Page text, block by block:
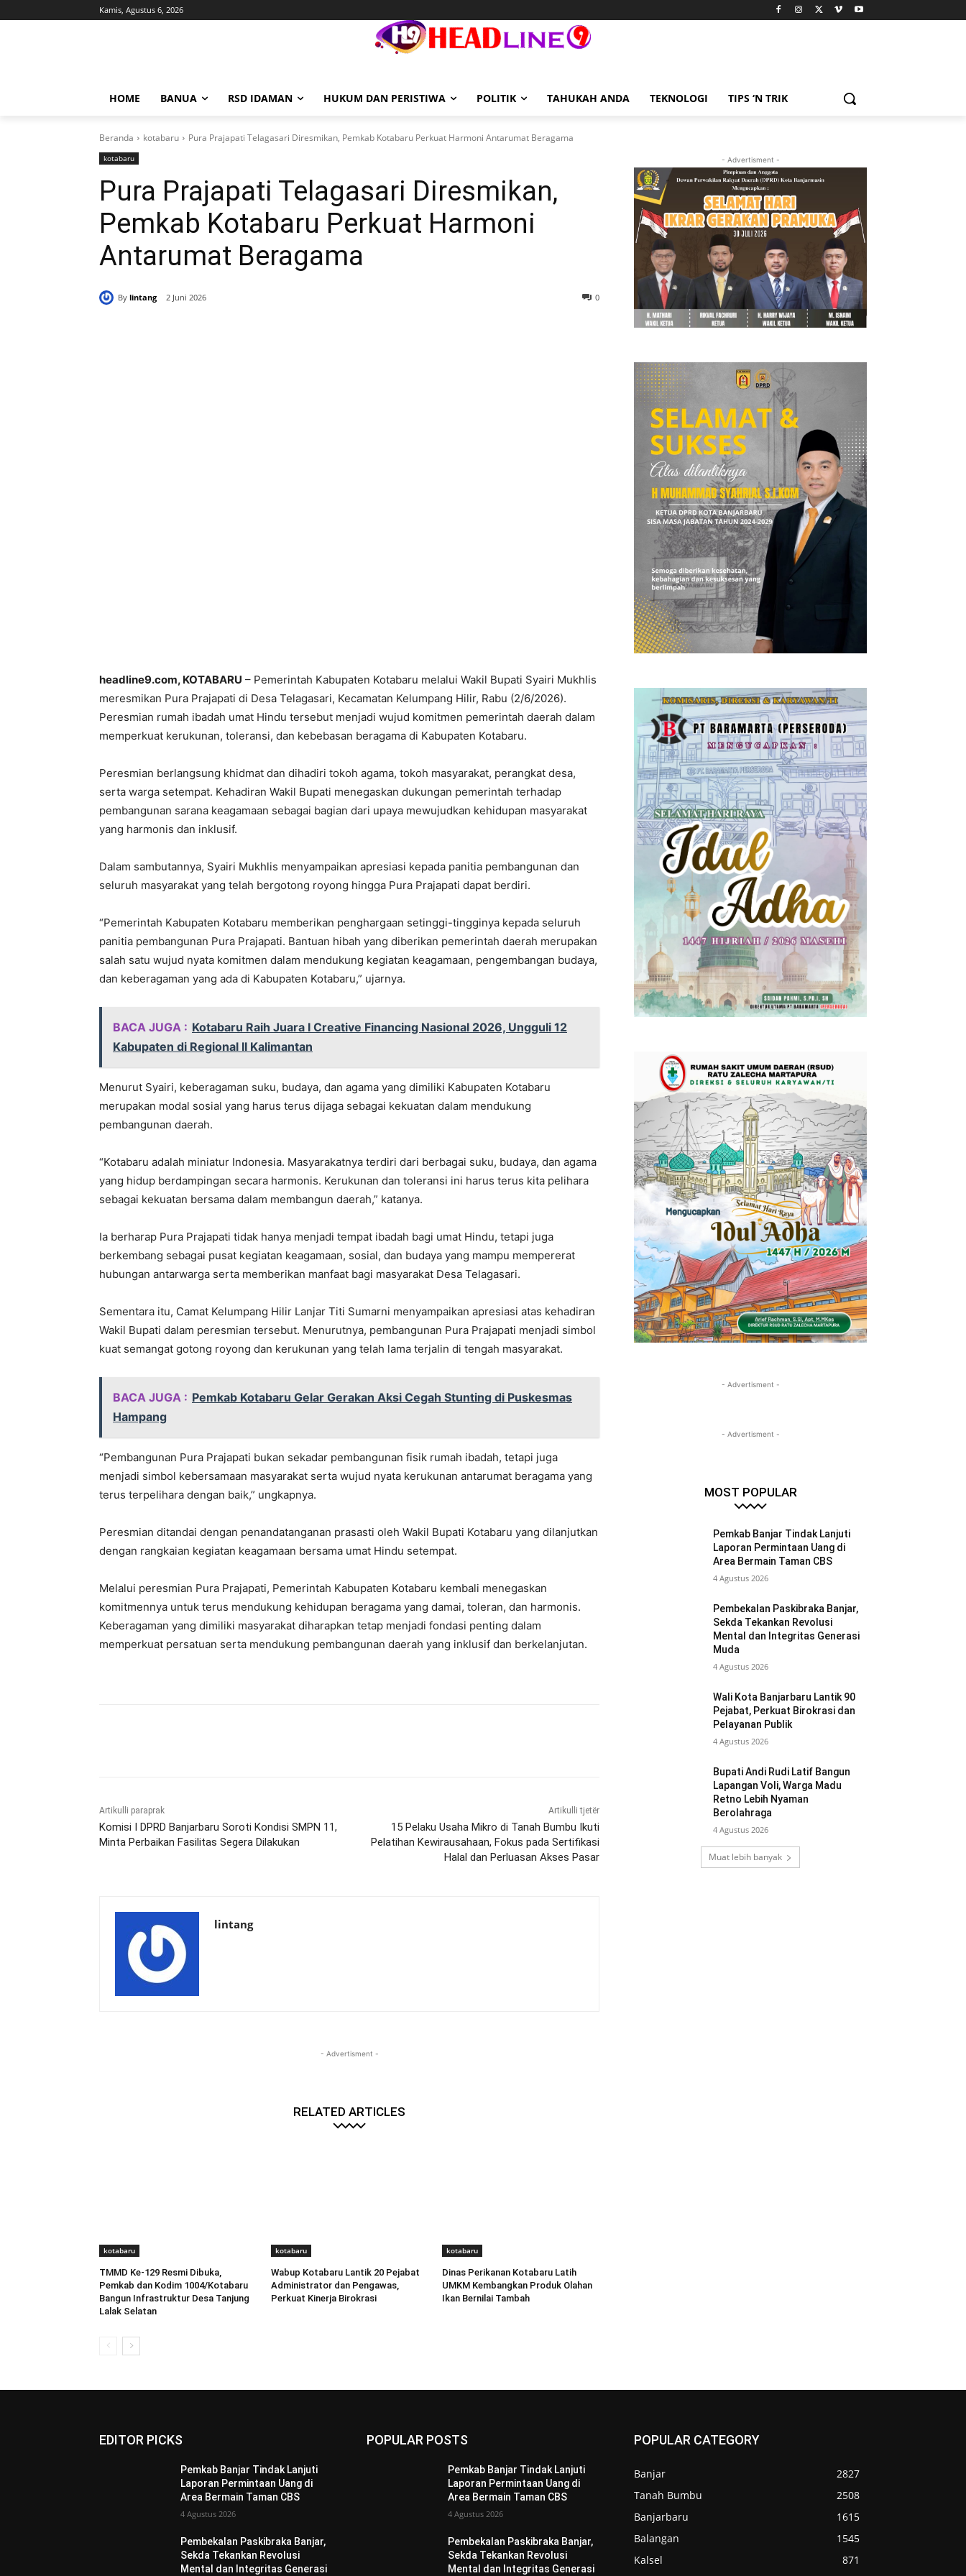
Kamis, Agustus 6, 2026
HOME BANUA RSD IDAMAN HUKUM DAN PERISTIWA POLITIK TAHUKAH ANDA TEKNOLOGI TIPS ‘N TRIK
Beranda kotabaru Pura Prajapati Telagasari Diresmikan, Pemkab Kotabaru Perkuat Harmoni Antarumat Beragama
kotabaru
Pura Prajapati Telagasari Diresmikan,
Pemkab Kotabaru Perkuat Harmoni
Antarumat Beragama
By lintang 2 Juni 2026 0
headline9.com, KOTABARU – Pemerintah Kabupaten Kotabaru melalui Wakil Bupati Syairi Mukhlis
meresmikan Pura Prajapati di Desa Telagasari, Kecamatan Kelumpang Hilir, Rabu (2/6/2026).
Peresmian rumah ibadah umat Hindu tersebut menjadi wujud komitmen pemerintah daerah dalam
memperkuat kerukunan, toleransi, dan kebebasan beragama di Kabupaten Kotabaru.
Peresmian berlangsung khidmat dan dihadiri tokoh agama, tokoh masyarakat, perangkat desa,
serta warga setempat. Kehadiran Wakil Bupati menegaskan dukungan pemerintah terhadap
pembangunan sarana keagamaan sebagai bagian dari upaya mewujudkan kehidupan masyarakat
yang harmonis dan inklusif.
Dalam sambutannya, Syairi Mukhlis menyampaikan apresiasi kepada panitia pembangunan dan
seluruh masyarakat yang telah bergotong royong hingga Pura Prajapati dapat berdiri.
“Pemerintah Kabupaten Kotabaru memberikan penghargaan setinggi-tingginya kepada seluruh
panitia pembangunan Pura Prajapati. Bantuan hibah yang diberikan pemerintah daerah merupakan
salah satu wujud nyata komitmen dalam mendukung kegiatan keagamaan, pengembangan budaya,
dan keberagaman yang ada di Kabupaten Kotabaru,” ujarnya.
BACA JUGA : Kotabaru Raih Juara I Creative Financing Nasional 2026, Ungguli 12
Kabupaten di Regional II Kalimantan
Menurut Syairi, keberagaman suku, budaya, dan agama yang dimiliki Kabupaten Kotabaru
merupakan modal sosial yang harus terus dijaga sebagai kekuatan dalam mendukung
pembangunan daerah.
“Kotabaru adalah miniatur Indonesia. Masyarakatnya terdiri dari berbagai suku, budaya, dan agama
yang hidup berdampingan secara harmonis. Kerukunan dan toleransi ini harus terus kita pelihara
sebagai kekuatan bersama dalam membangun daerah,” katanya.
Ia berharap Pura Prajapati tidak hanya menjadi tempat ibadah bagi umat Hindu, tetapi juga
berkembang sebagai pusat kegiatan keagamaan, sosial, dan budaya yang mampu mempererat
hubungan antarwarga serta memberikan manfaat bagi masyarakat Desa Telagasari.
Sementara itu, Camat Kelumpang Hilir Lanjar Titi Sumarni menyampaikan apresiasi atas kehadiran
Wakil Bupati dalam peresmian tersebut. Menurutnya, pembangunan Pura Prajapati menjadi simbol
kuat semangat gotong royong dan kerukunan yang telah lama terjalin di tengah masyarakat.
BACA JUGA : Pemkab Kotabaru Gelar Gerakan Aksi Cegah Stunting di Puskesmas
Hampang
“Pembangunan Pura Prajapati bukan sekadar pembangunan fisik rumah ibadah, tetapi juga
menjadi simbol kebersamaan masyarakat serta wujud nyata kerukunan antarumat beragama yang
terus terpelihara dengan baik,” ungkapnya.
Peresmian ditandai dengan penandatanganan prasasti oleh Wakil Bupati Kotabaru yang dilanjutkan
dengan rangkaian kegiatan keagamaan bersama umat Hindu setempat.
Melalui peresmian Pura Prajapati, Pemerintah Kabupaten Kotabaru kembali menegaskan
komitmennya untuk terus mendukung kehidupan beragama yang damai, toleran, dan harmonis.
Keberagaman yang dimiliki masyarakat diharapkan tetap menjadi fondasi penting dalam
memperkuat persatuan serta mendukung pembangunan daerah yang inklusif dan berkelanjutan.
Artikulli paraprak
Komisi I DPRD Banjarbaru Soroti Kondisi SMPN 11,
Minta Perbaikan Fasilitas Segera Dilakukan
Artikulli tjetër
15 Pelaku Usaha Mikro di Tanah Bumbu Ikuti
Pelatihan Kewirausahaan, Fokus pada Sertifikasi
Halal dan Perluasan Akses Pasar
lintang
- Advertisment -
RELATED ARTICLES
kotabaru
TMMD Ke-129 Resmi Dibuka,
Pemkab dan Kodim 1004/Kotabaru
Bangun Infrastruktur Desa Tanjung
Lalak Selatan
kotabaru
Wabup Kotabaru Lantik 20 Pejabat
Administrator dan Pengawas,
Perkuat Kinerja Birokrasi
kotabaru
Dinas Perikanan Kotabaru Latih
UMKM Kembangkan Produk Olahan
Ikan Bernilai Tambah
- Advertisment -
- Advertisment -
- Advertisment -
MOST POPULAR
Pemkab Banjar Tindak Lanjuti
Laporan Permintaan Uang di
Area Bermain Taman CBS
4 Agustus 2026
Pembekalan Paskibraka Banjar,
Sekda Tekankan Revolusi
Mental dan Integritas Generasi
Muda
4 Agustus 2026
Wali Kota Banjarbaru Lantik 90
Pejabat, Perkuat Birokrasi dan
Pelayanan Publik
4 Agustus 2026
Bupati Andi Rudi Latif Bangun
Lapangan Voli, Warga Madu
Retno Lebih Nyaman
Berolahraga
4 Agustus 2026
Muat lebih banyak
EDITOR PICKS
Pemkab Banjar Tindak Lanjuti
Laporan Permintaan Uang di
Area Bermain Taman CBS
4 Agustus 2026
Pembekalan Paskibraka Banjar,
Sekda Tekankan Revolusi
Mental dan Integritas Generasi
POPULAR POSTS
Pemkab Banjar Tindak Lanjuti
Laporan Permintaan Uang di
Area Bermain Taman CBS
4 Agustus 2026
Pembekalan Paskibraka Banjar,
Sekda Tekankan Revolusi
Mental dan Integritas Generasi
POPULAR CATEGORY
Banjar
2827
Tanah Bumbu
2508
Banjarbaru
1615
Balangan
1545
Kalsel
871